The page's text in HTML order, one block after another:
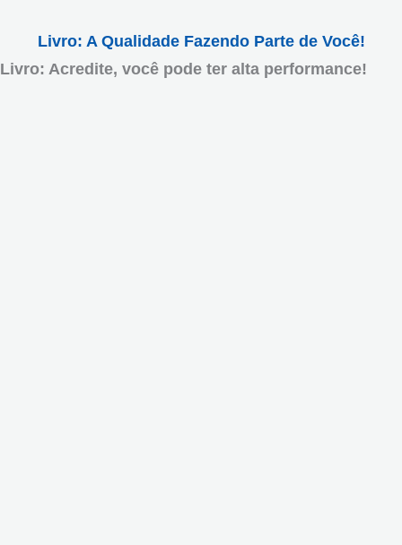
Livro: A Qualidade Fazendo Parte de Você!
Livro: Acredite, você pode ter alta performance!